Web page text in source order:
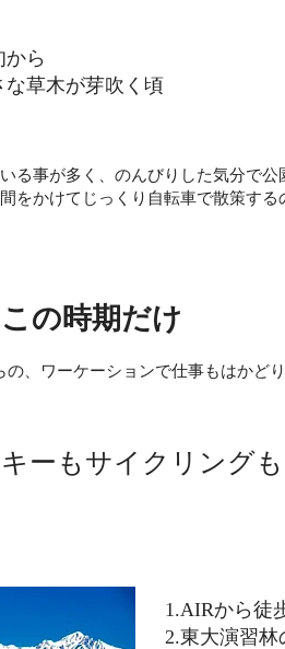
ら
草木が芽吹く頃
る事が多く、のんびりした気分で公
をかけてじっくり自転車で散策する
の時期だけ
の、ワーケーションで仕事もはかど
ーもサイクリング
​1.AIRから徒
2.東大演習林